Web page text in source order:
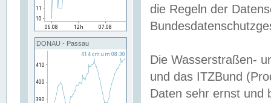
DONAU - Passau
die Regeln der
Die Wasserstraßen-
und das ITZBund
Daten sehr ernst und